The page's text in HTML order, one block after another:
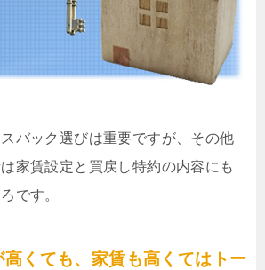
バック選びは重要ですが、その他
家賃設定と買戻し特約の内容にも
です。
くても、家賃も高くてはトー